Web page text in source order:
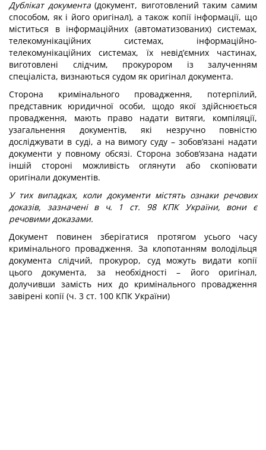
Дублікат документа(документ, виготовлений таким самим
способом, як і його оригінал), а також копії інформації, що
міститься в інформаційних (автоматизованих) системах,
телекомунікаційних системах, інформаційно-
телекомунікаційних системах, їх невід’ємних частинах,
виготовлені слідчим, прокурором із залученням
спеціаліста, визнаються судом як оригінал документа.
Сторона кримінального провадження, потерпілий,
представник юридичної особи, щодо якої здійснюється
провадження, мають право надати витяги, компіляції,
узагальнення документів, які незручно повністю
досліджувати в суді, а на вимогу суду – зобов’язані надати
документи у повному обсязі. Сторона зобов’язана надати
іншій стороні можливість оглянути або скопіювати
оригінали документів.
У тих випадках, коли документи містять ознаки речових
доказів, зазначені в ч. 1 ст. 98 КПК України, вони є
речовими доказами.
Документ повинен зберігатися протягом усього часу
кримінального провадження. За клопотанням володільця
документа слідчий, прокурор, суд можуть видати копії
цього документа, за необхідності – його оригінал,
долучивши замість них до кримінального провадження
завірені копії (ч. 3 ст. 100 КПК України)